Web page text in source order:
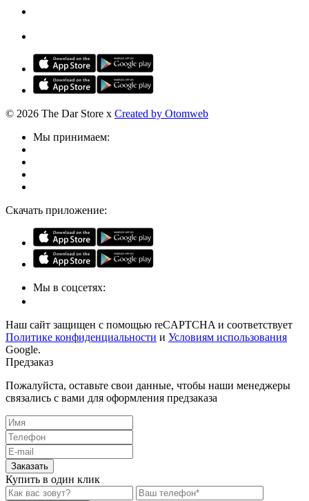
© 2026 The Dar Store x Created by Otomweb
Мы принимаем:
Скачать приложение:
Мы в соцсетях:
Наш сайт защищен с помощью reCAPTCHA и соответствует
Политике конфиденциальности и Условиям использования
Google.
Предзаказ
Пожалуйста, оставьте свои данные, чтобы наши менеджеры
связались с вами для оформления предзаказа
Заказать
Купить в один клик